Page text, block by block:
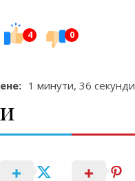
4 0
1 минути, 36 секунди